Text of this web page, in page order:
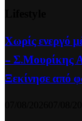
Χωρίς ενεργό
– Σ.Μουρίκης
Ξεκίνησε από